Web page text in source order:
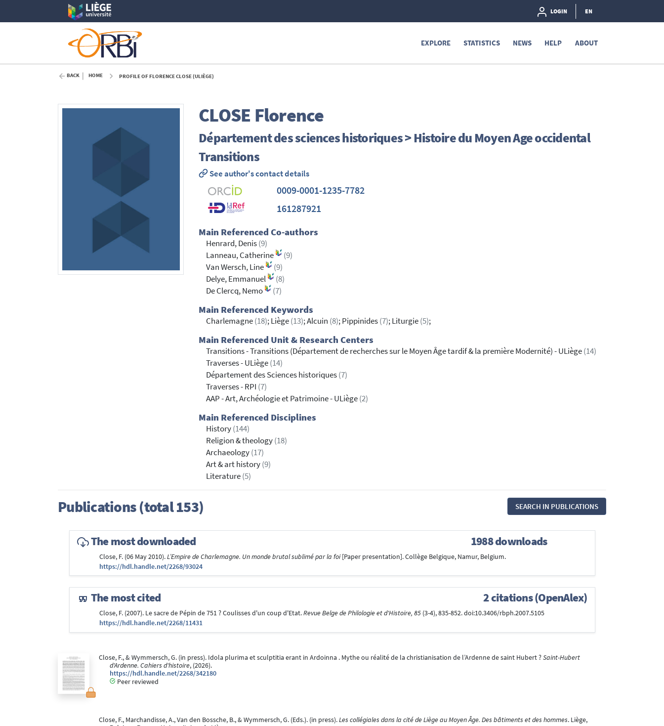
LOGIN EN
EXPLORE STATISTICS NEWS HELP ABOUT
BACK HOME PROFILE OF FLORENCE CLOSE (ULIÈGE)
CLOSE Florence
Département des sciences historiques > Histoire du Moyen Age occidental
Transitions
See author's contact details
0009-0001-1235-7782
161287921
Main Referenced Co-authors
Henrard, Denis(9)
Lanneau, Catherine
(9)
Van Wersch, Line
(9)
Delye, Emmanuel
(8)
De Clercq, Nemo
(7)
Main Referenced Keywords
Charlemagne(18); Liège(13); Alcuin (8); Pippinides(7); Liturgie(5);
Main Referenced Unit & Research Centers
Transitions - Transitions (Département de recherches sur le Moyen Âge tardif & la première Modernité) - ULiège(14)
Traverses - ULiège(14)
Département des Sciences historiques(7)
Traverses - RPI (7)
AAP - Art, Archéologie et Patrimoine - ULiège(2)
Main Referenced Disciplines
History(144)
Religion & theology(18)
Archaeology(17)
Art & art history(9)
Literature(5)
Publications (total 153) SEARCH IN PUBLICATIONS
The most downloaded 1988 downloads
Close, F. (06 May 2010).L’Empire de Charlemagne. Un monde brutal sublimé par la foi[Paper presentation]. Collège Belgique, Namur, Belgium.
https://hdl.handle.net/2268/93024
The most cited 2 citations (OpenAlex)
Close, F. (2007). Le sacre de Pépin de 751 ? Coulisses d'un coup d'Etat.Revue Belge de Philologie et d'Histoire, 85(3-4), 835-852. doi:10.3406/rbph.2007.5105
https://hdl.handle.net/2268/11431
Close, F., & Wymmersch, G. (in press). Idola plurima et sculptitia erant in Ardoinna . Mythe ou réalité de la christianisation de l’Ardenne de saint Hubert ?Saint-Hubert
d'Ardenne. Cahiers d'histoire, (2026).
https://hdl.handle.net/2268/342180
Peer reviewed
Close, F., Marchandisse, A., Van den Bossche, B., & Wymmersch, G. (Eds.). (in press).Les collégiales dans la cité de Liège au Moyen Âge. Des bâtiments et des hommes. Liège,